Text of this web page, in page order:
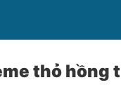
thỏ hồng